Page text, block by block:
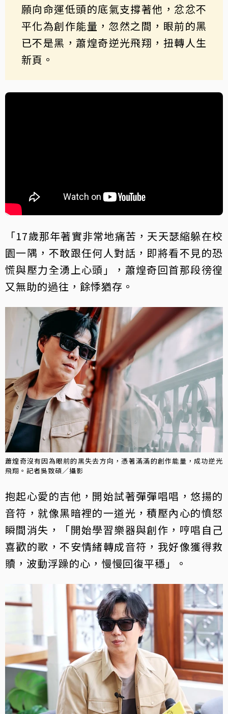
願向命運低頭的底氣支撐著他，忿忿不
平化為創作能量，忽然之間，眼前的黑
已不是黑，蕭煌奇逆光飛翔，扭轉人生
新頁。
「17歲那年著實非常地痛苦，天天瑟縮躲在校
園一隅，不敢跟任何人對話，即將看不見的恐
慌與壓力全湧上心頭」，蕭煌奇回首那段徬徨
又無助的過往，餘悸猶存。
蕭煌奇沒有因為眼前的黑失去方向，憑著滿滿的創作能量，成功逆光
飛翔。記者吳致碩／攝影
抱起心愛的吉他，開始試著彈彈唱唱，悠揚的
音符，就像黑暗裡的一道光，積壓內心的憤怒
瞬間消失，「開始學習樂器與創作，哼唱自己
喜歡的歌，不安情緒轉成音符，我好像獲得救
贖，波動浮躁的心，慢慢回復平穩」。